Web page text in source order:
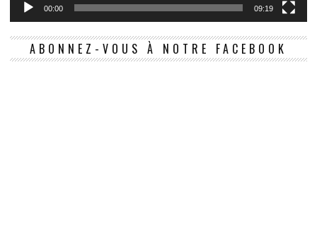
00:00 09:19
ABONNEZ-VOUS À NOTRE FACEBOOK